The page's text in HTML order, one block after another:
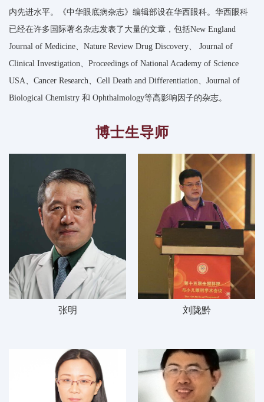
内先进水平。《中华眼底病杂志》编辑部设在华西眼科。华西眼科
已经在许多国际著名杂志发表了大量的文章，包括New England
Journal of Medicine、Nature Review Drug Discovery、 Journal of
Clinical Investigation、Proceedings of National Academy of Science
USA、Cancer Research、Cell Death and Differentiation、Journal of
Biological Chemistry 和 Ophthalmology等高影响因子的杂志。
博士生导师
张明 刘陇黔